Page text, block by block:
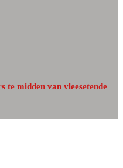
te midden van vleesetende